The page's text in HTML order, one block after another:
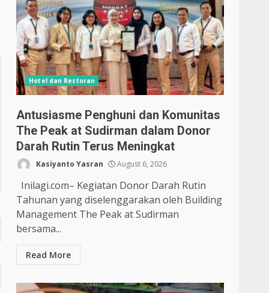
Hotel dan Restoran
Antusiasme Penghuni dan Komunitas
The Peak at Sudirman dalam Donor
Darah Rutin Terus Meningkat
Kasiyanto Yasran August 6, 2026
Inilagi.com– Kegiatan Donor Darah Rutin
Tahunan yang diselenggarakan oleh Building
Management The Peak at Sudirman
bersama...
Read More